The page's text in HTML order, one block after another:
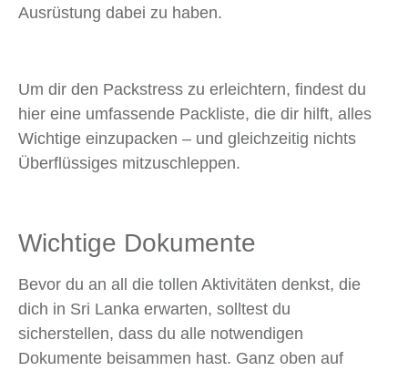
Ausrüstung dabei zu haben.
Um dir den Packstress zu erleichtern, findest du
hier eine umfassende Packliste, die dir hilft, alles
Wichtige einzupacken – und gleichzeitig nichts
Überflüssiges mitzuschleppen.
Wichtige Dokumente
Bevor du an all die tollen Aktivitäten denkst, die
dich in Sri Lanka erwarten, solltest du
sicherstellen, dass du alle notwendigen
Dokumente beisammen hast. Ganz oben auf